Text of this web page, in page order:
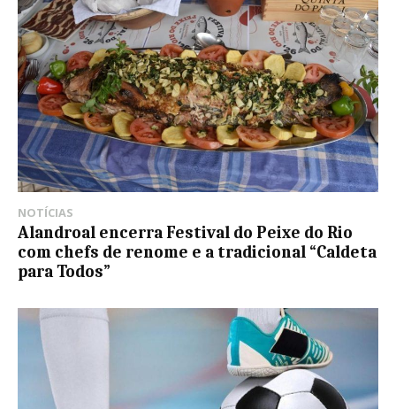
NOTÍCIAS
Alandroal encerra Festival do Peixe do Rio
com chefs de renome e a tradicional “Caldeta
para Todos”